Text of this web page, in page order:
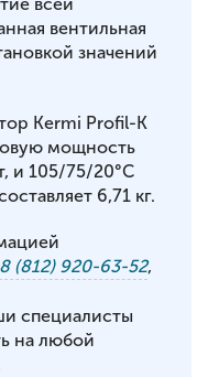
всей
вентильная
значений
Kermi Profil-K
мощность
и 105/75/20°С
6,71 кг.
8 (812) 920-63-52,
специалисты
на любой